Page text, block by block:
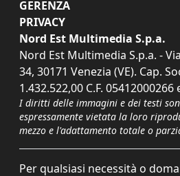
GERENZA
PRIVACY
Nord Est Multimedia S.p.a.
Nord Est Multimedia S.p.a. -
34, 30171 Venezia (VE). Cap.
1.432.522,00 C.F. 05412000266
I diritti delle immagini e dei testi
espressamente vietata la loro
mezzo e l'adattamento totale o
Per qualsiasi necessità o